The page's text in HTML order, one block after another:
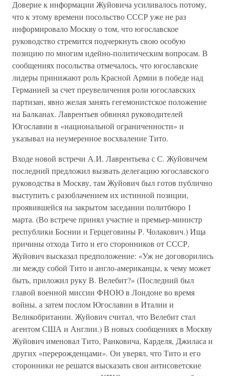
Доверие к информации Жуйовича усиливалось потому,
что к этому времени посольство СССР уже не раз
информировало Москву о том, что югославское
руководство стремится подчеркнуть свою особую
позицию по многим идейно-политическим вопросам. В
сообщениях посольства отмечалось, что югославские
лидеры принижают роль Красной Армии в победе над
Германией за счет преувеличения роли югославских
партизан, явно желая занять гегемонистское положение
на Балканах. Лаврентьев обвинял руководителей
Югославии в «национальной ограниченности» и
указывал на неумеренное восхваление Тито.
Входе новой встречи А.И. Лаврентьева с С. Жуйовичем
последний предложил вызвать делегацию югославского
руководства в Москву, там Жуйович был готов публично
выступить с разоблачением их истинной позиции,
проявившейся на закрытом заседании политбюро 1
марта. (Во встрече принял участие и премьер-министр
республики Боснии и Герцеговины Р. Чолакович.) Ища
причины отхода Тито и его сторонников от СССР,
Жуйович высказал предположение: «Уж не договорились
ли между собой Тито и англо-американцы, к чему может
быть, приложил руку В. Велебит?» (Последний был
главой военной миссии ФНОЮ в Лондоне во время
войны, а затем послом Югославии в Италии и
Великобритании. Жуйович считал, что Велебит стал
агентом США и Англии.) В новых сообщениях в Москву
Жуйович именовал Тито, Ранковича, Карделя, Джиласа и
других «перерожденцами». Он уверял, что Тито и его
сторонники не решатся высказать свои антисоветские